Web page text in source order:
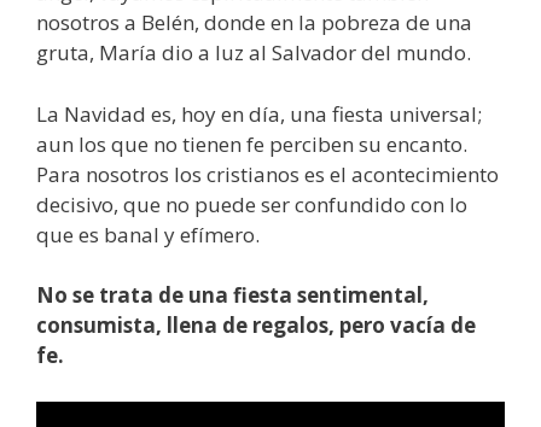
nosotros a Belén, donde en la pobreza de una
gruta, María dio a luz al Salvador del mundo.
La Navidad es, hoy en día, una fiesta universal;
aun los que no tienen fe perciben su encanto.
Para nosotros los cristianos es el acontecimiento
decisivo, que no puede ser confundido con lo
que es banal y efímero.
No se trata de una fiesta sentimental,
consumista, llena de regalos, pero vacía de
fe.